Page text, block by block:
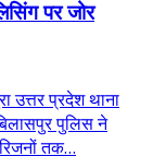
पर जोर